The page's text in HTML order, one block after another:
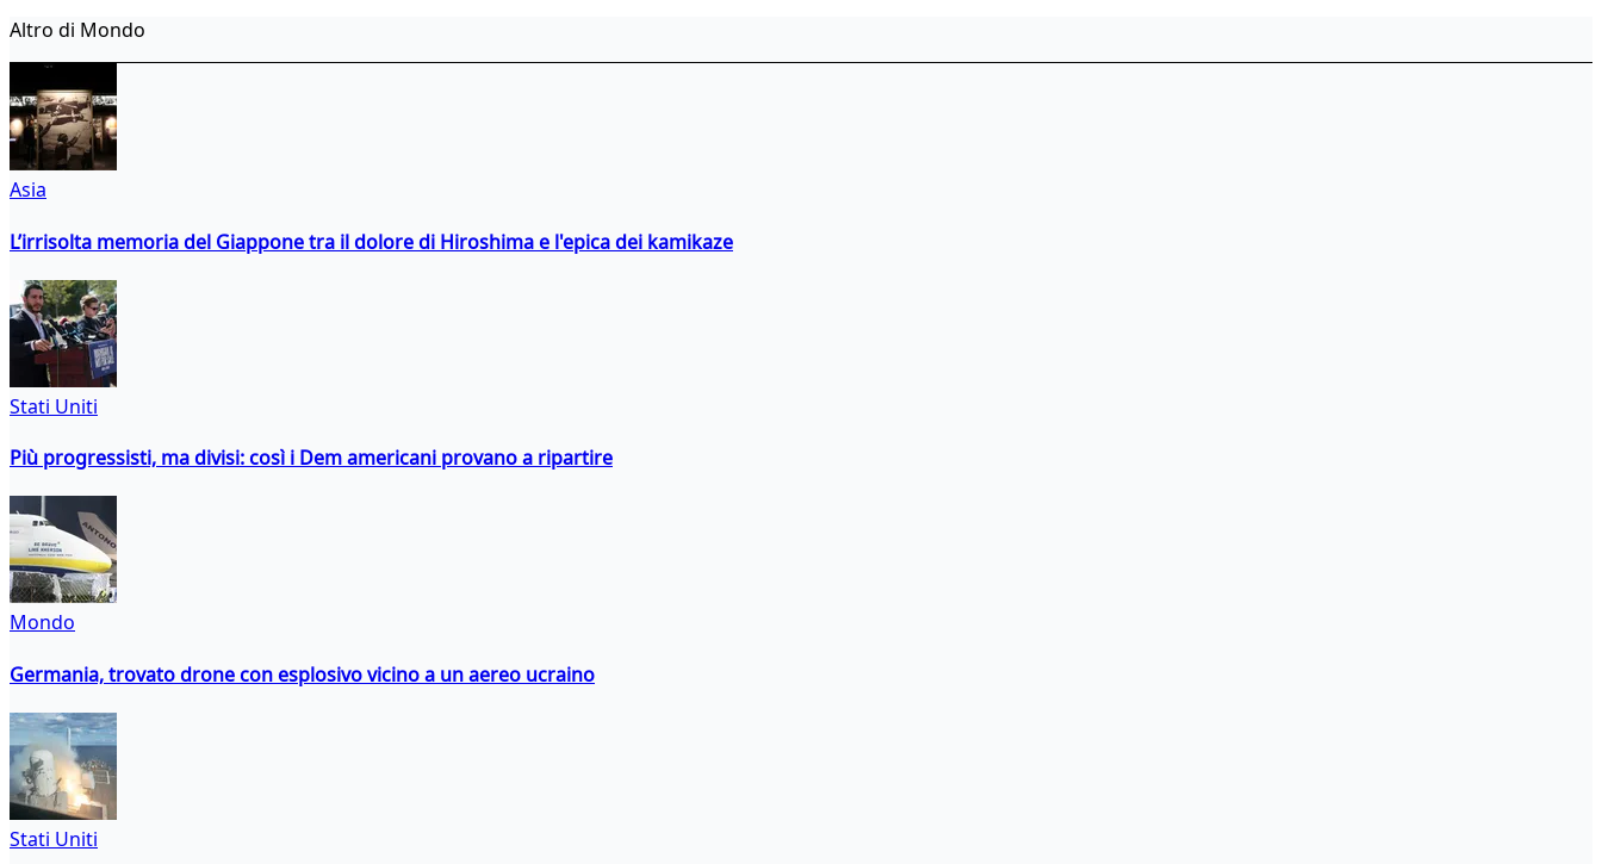
Altro di Mondo
Asia
L’irrisolta memoria del Giappone tra il dolore di Hiroshima e l'epica dei kamikaze
Stati Uniti
Più progressisti, ma divisi: così i Dem americani provano a ripartire
Mondo
Germania, trovato drone con esplosivo vicino a un aereo ucraino
Stati Uniti